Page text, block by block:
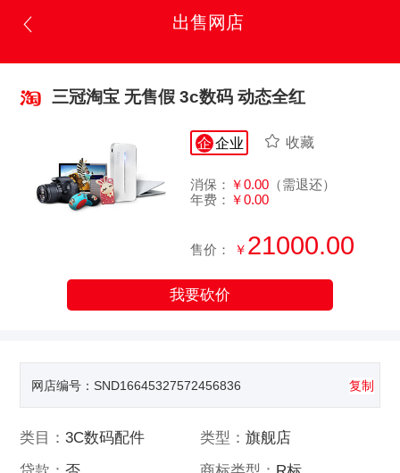
出售网店
三冠淘宝 无售假 3c数码 动态全红
企 企业 收藏
消保： ￥0.00 （需退还）
年费： ￥0.00
售价： ￥ 21000.00
我要砍价
网店编号：SND16645327572456836 复制
类目：3C数码配件 类型： 旗舰店